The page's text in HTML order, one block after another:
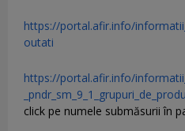
https://portal.afir.info/
outati
https://portal.afir.info/
click pe numele submăsurii în